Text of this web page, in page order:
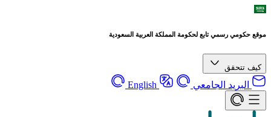
موقع حكومي رسمي تابع لحكومة المملكة العربية السعودية
كيف تتحقق
البريد الجامعي English